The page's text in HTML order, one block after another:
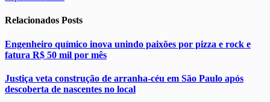
Relacionados Posts
Engenheiro químico inova unindo paixões por pizza e rock e
fatura R$ 50 mil por mês
Justiça veta construção de arranha-céu em São Paulo após
descoberta de nascentes no local